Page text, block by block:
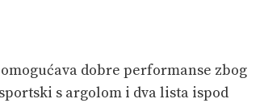
dobre performanse zbog
s argolom i dva lista ispod